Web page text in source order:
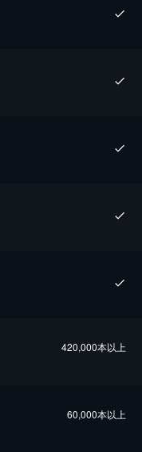
420,000本以上
60,000本以上